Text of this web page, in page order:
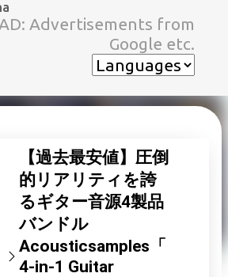
メイン コンテンツに移動
AD: Advertisements from
Google etc.
【過去最安値】圧倒
的リアリティを誇
るギター音源4製品
バンドル
Acousticsamples「
4-in-1 Guitar